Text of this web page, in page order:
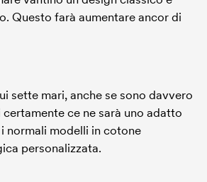
Questo farà aumentare ancor di
sette mari, anche se sono davvero
ce ne sarà uno adatto
normali modelli in cotone
personalizzata.